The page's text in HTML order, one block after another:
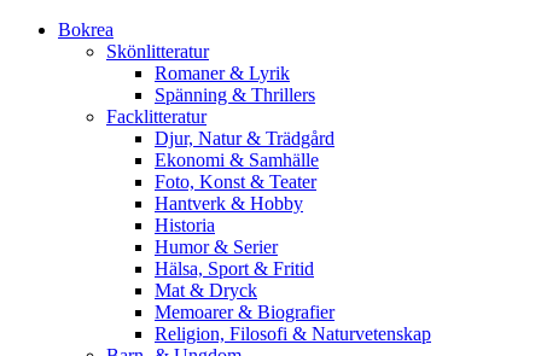
Bokrea
Skönlitteratur
Romaner & Lyrik
Spänning & Thrillers
Facklitteratur
Djur, Natur & Trädgård
Ekonomi & Samhälle
Foto, Konst & Teater
Hantverk & Hobby
Historia
Humor & Serier
Hälsa, Sport & Fritid
Mat & Dryck
Memoarer & Biografier
Religion, Filosofi & Naturvetenskap